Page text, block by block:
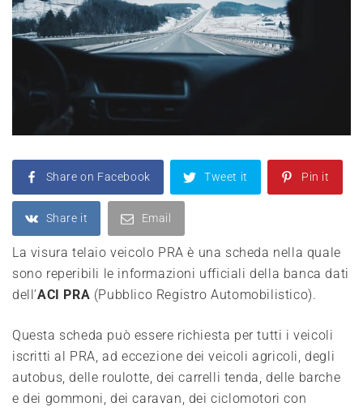
Share on Facebook Tweet it Pin it
Share it Email
La visura telaio veicolo PRA è una scheda nella quale
sono reperibili le informazioni ufficiali della banca dati
dell’ACI PRA (Pubblico Registro Automobilistico).
Questa scheda può essere richiesta per tutti i veicoli
iscritti al PRA, ad eccezione dei veicoli agricoli, degli
autobus, delle roulotte, dei carrelli tenda, delle barche
e dei gommoni, dei caravan, dei ciclomotori con